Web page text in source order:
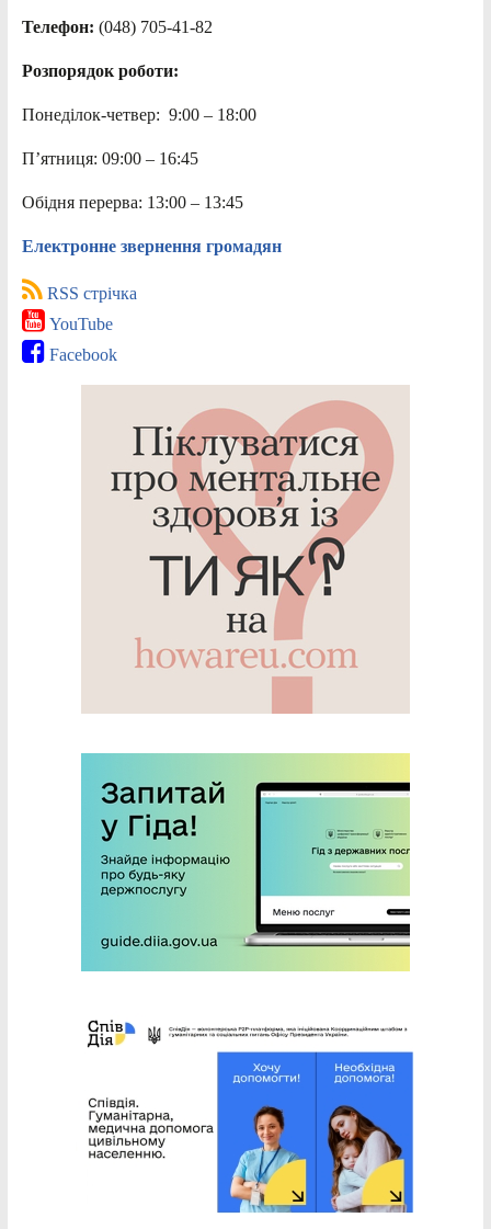
Телефон: (048) 705-41-82
Розпорядок роботи:
Понеділок-четвер: 9:00 – 18:00
П’ятниця: 09:00 – 16:45
Обідня перерва: 13:00 – 13:45
Електронне звернення громадян
RSS стрічка
YouTube
Facebook